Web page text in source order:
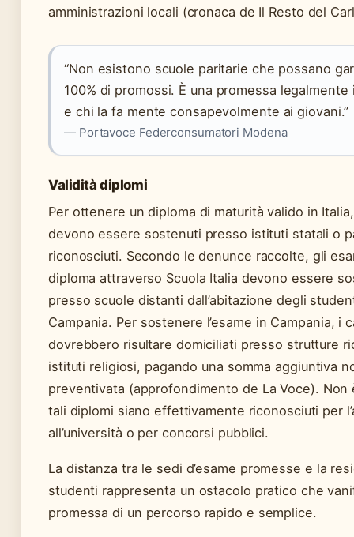
amministrazioni locali (cronaca de Il Resto del
“Non esistono scuole paritarie che possano
100% di promossi. È una promessa legalmente
e chi la fa mente consapevolmente ai giovani.”
— Portavoce Federconsumatori Modena
Validità diplomi
Per ottenere un diploma di maturità valido in
devono essere sostenuti presso istituti statali o
riconosciuti. Secondo le denunce raccolte, gli
diploma attraverso Scuola Italia devono essere
presso scuole distanti dall’abitazione degli
Campania. Per sostenere l’esame in Campania, i
dovrebbero risultare domiciliati presso strutture
istituti religiosi, pagando una somma aggiuntiva
preventivata (approfondimento de La Voce). Non
tali diplomi siano effettivamente riconosciuti per
all’università o per concorsi pubblici.
La distanza tra le sedi d’esame promesse e la
studenti rappresenta un ostacolo pratico che
promessa di un percorso rapido e semplice.